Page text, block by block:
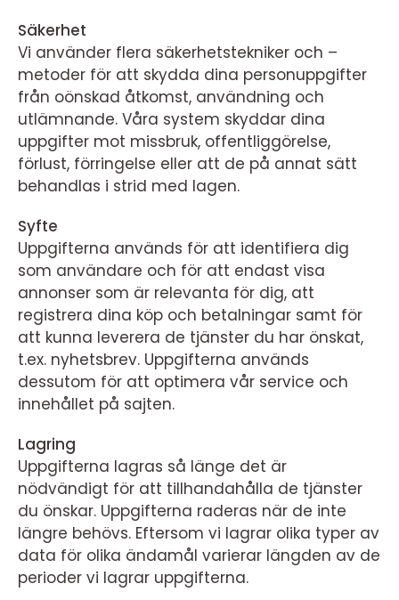
Säkerhet
Vi använder flera säkerhetstekniker och –
metoder för att skydda dina personuppgifter
från oönskad åtkomst, användning och
utlämnande. Våra system skyddar dina
uppgifter mot missbruk, offentliggörelse,
förlust, förringelse eller att de på annat sätt
behandlas i strid med lagen.
Syfte
Uppgifterna används för att identifiera dig
som användare och för att endast visa
annonser som är relevanta för dig, att
registrera dina köp och betalningar samt för
att kunna leverera de tjänster du har önskat,
t.ex. nyhetsbrev. Uppgifterna används
dessutom för att optimera vår service och
innehållet på sajten.
Lagring
Uppgifterna lagras så länge det är
nödvändigt för att tillhandahålla de tjänster
du önskar. Uppgifterna raderas när de inte
längre behövs. Eftersom vi lagrar olika typer av
data för olika ändamål varierar längden av de
perioder vi lagrar uppgifterna.